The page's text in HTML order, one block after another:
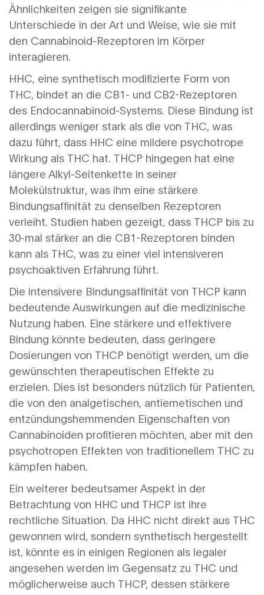
Ähnlichkeiten zeigen sie signifikante
Unterschiede in der Art und Weise, wie sie mit
den Cannabinoid-Rezeptoren im Körper
interagieren.
HHC, eine synthetisch modifizierte Form von
THC, bindet an die CB1- und CB2-Rezeptoren
des Endocannabinoid-Systems. Diese Bindung ist
allerdings weniger stark als die von THC, was
dazu führt, dass HHC eine mildere psychotrope
Wirkung als THC hat. THCP hingegen hat eine
längere Alkyl-Seitenkette in seiner
Molekülstruktur, was ihm eine stärkere
Bindungsaffinität zu denselben Rezeptoren
verleiht. Studien haben gezeigt, dass THCP bis zu
30-mal stärker an die CB1-Rezeptoren binden
kann als THC, was zu einer viel intensiveren
psychoaktiven Erfahrung führt.
Die intensivere Bindungsaffinität von THCP kann
bedeutende Auswirkungen auf die medizinische
Nutzung haben. Eine stärkere und effektivere
Bindung könnte bedeuten, dass geringere
Dosierungen von THCP benötigt werden, um die
gewünschten therapeutischen Effekte zu
erzielen. Dies ist besonders nützlich für Patienten,
die von den analgetischen, antiemetischen und
entzündungshemmenden Eigenschaften von
Cannabinoiden profitieren möchten, aber mit den
psychotropen Effekten von traditionellem THC zu
kämpfen haben.
Ein weiterer bedeutsamer Aspekt in der
Betrachtung von HHC und THCP ist ihre
rechtliche Situation. Da HHC nicht direkt aus THC
gewonnen wird, sondern synthetisch hergestellt
ist, könnte es in einigen Regionen als legaler
angesehen werden im Gegensatz zu THC und
möglicherweise auch THCP, dessen stärkere